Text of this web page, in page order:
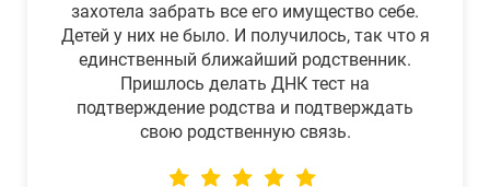
захотела забрать все его имущество себе.
Детей у них не было. И получилось, так что я
единственный ближайший родственник.
Пришлось делать ДНК тест на
подтверждение родства и подтверждать
свою родственную связь.